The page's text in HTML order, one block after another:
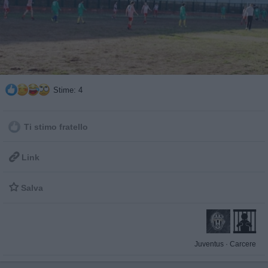
Stime: 4
Ti stimo fratello
 Link
 Salva
Juventus · Carcere